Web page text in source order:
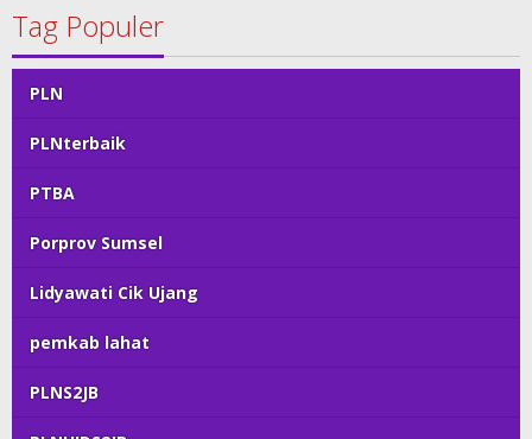
Tag Populer
PLN
PLNterbaik
PTBA
Porprov Sumsel
Lidyawati Cik Ujang
pemkab lahat
PLNS2JB